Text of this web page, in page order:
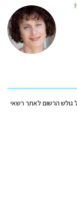
גולש הרשום לאתר רשאי